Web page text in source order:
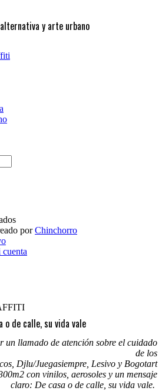
y arte urbano
porChinchorro
o de calle, su vida vale
un llamado de atención sobre el cuidado
de los
Djlu/Juegasiempre, Lesivo y Bogotart
con vinilos, aerosoles y un mensaje
claro: De casa o de calle, su vida vale.